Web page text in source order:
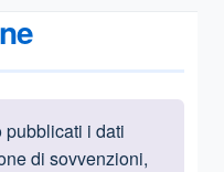
pubblicati i dati
di sovvenzioni,